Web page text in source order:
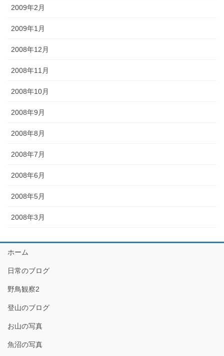
2009年2月
2009年1月
2008年12月
2008年11月
2008年10月
2008年9月
2008年8月
2008年7月
2008年6月
2008年5月
2008年3月
ホーム
日常のブログ
野鳥観察2
登山のブログ
お山の写真
魚沼の写真